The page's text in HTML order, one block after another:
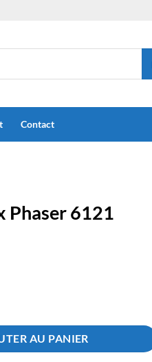
Contact
Phaser 6121
Phaser 6121 Cyan
AU PANIER